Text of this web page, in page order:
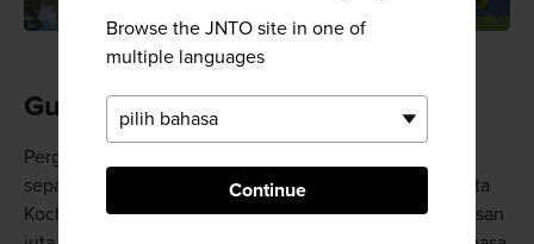
Browse the JNTO site in one of
multiple languages
Continue
Gua di Atas Gua
Pergilah menjelajahi gua dalam Sistem Gua Ryuga
sepanjang empat kilometer di Kami. Tidak jauh dari Kota
Kochi, masuklah ke dunia bawah tanah. Terbentuk ratusan